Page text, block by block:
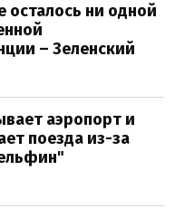
осталось ни одной
– Зеленский
аэропорт и
поезда из-за